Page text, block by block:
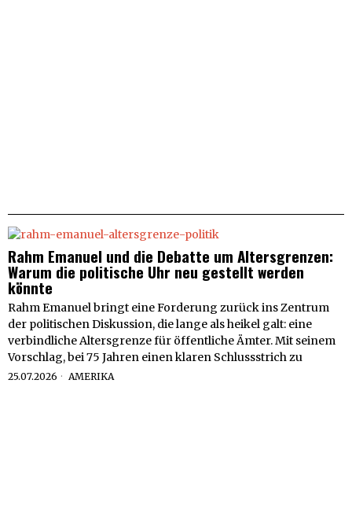
Rahm Emanuel und die Debatte um Altersgrenzen:
Warum die politische Uhr neu gestellt werden
könnte
Rahm Emanuel bringt eine Forderung zurück ins Zentrum
der politischen Diskussion, die lange als heikel galt: eine
verbindliche Altersgrenze für öffentliche Ämter. Mit seinem
Vorschlag, bei 75 Jahren einen klaren Schlussstrich zu
25.07.2026 AMERIKA